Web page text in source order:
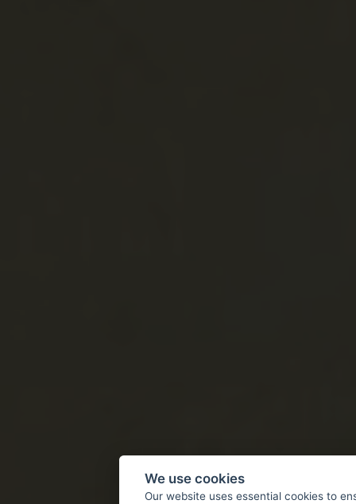
We use cookies
Our website uses essential cookies to